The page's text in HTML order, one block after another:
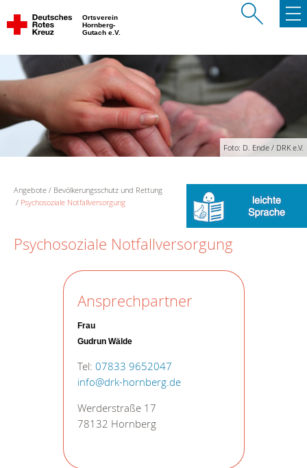
Ortsverein
Hornberg-
Gutach e.V.
Foto: D. Ende / DRK e.V.
Angebote
Bevölkerungsschutz und Rettung
Psychosoziale Notfallversorgung
Psychosoziale Notfallversorgung
Ansprechpartner
Frau
Gudrun Wälde
Tel: 07833 9652047
info@drk-hornberg.de
Werderstraße 17
78132 Hornberg